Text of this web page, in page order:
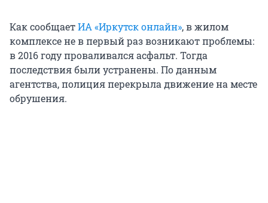
Как сообщаетИА «Иркутск онлайн», в жилом
комплексе не в первый раз возникают проблемы:
в 2016 году проваливался асфальт. Тогда
последствия были устранены. По данным
агентства, полиция перекрыла движение на месте
обрушения.